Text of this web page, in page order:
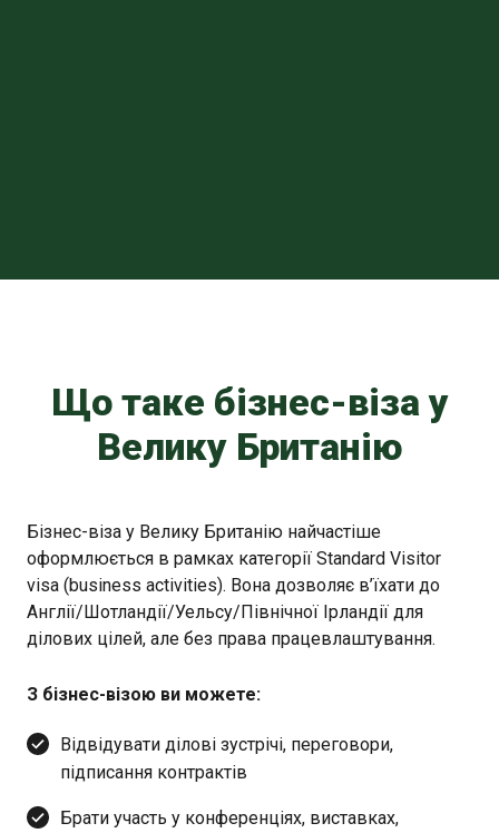
Що таке бізнес-віза у
Велику Британію
Бізнес-віза у Велику Британію найчастіше
оформлюється в рамках категорії Standard Visitor
visa (business activities). Вона дозволяє в’їхати до
Англії/Шотландії/Уельсу/Північної Ірландії для
ділових цілей, але без права працевлаштування.
З бізнес-візою ви можете:
Відвідувати ділові зустрічі, переговори,
підписання контрактів
Брати участь у конференціях, виставках,